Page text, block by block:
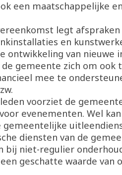
een maatschappelijke
legt
en
ontwikkeling van nieuwe
gemeente zich om ook
mee te
voorziet de
evenementen. Wel
gemeentelijke
diensten van de
bij niet-regulier
geschatte waarde van